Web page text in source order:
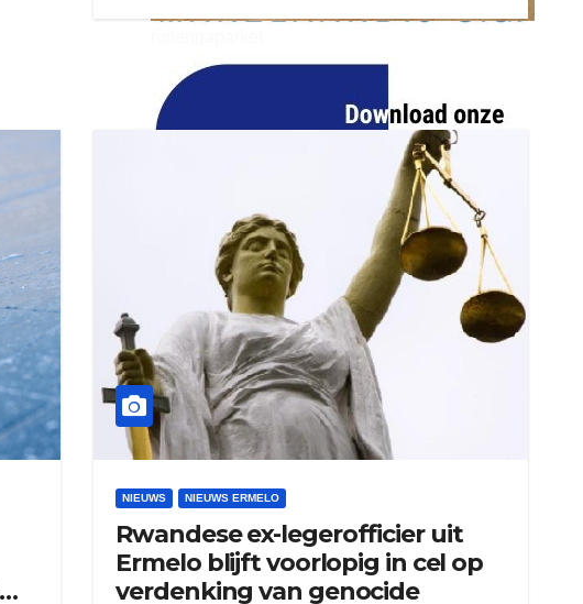
zielman
delangekortland
download onzze App
NIEUWS NIEUWS ERMELO
Rwandese ex-legerofficier uit
Ermelo blijft voorlopig in cel op
verdenking van genocide